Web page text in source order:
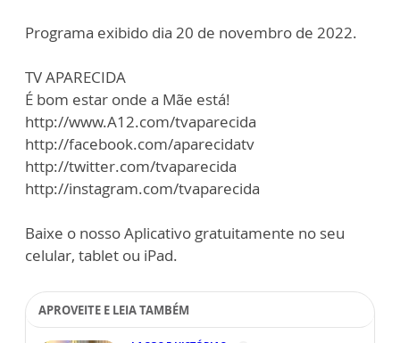
Programa exibido dia 20 de novembro de 2022.
TV APARECIDA
É bom estar onde a Mãe está!
http://www.A12.com/tvaparecida
http://facebook.com/aparecidatv
http://twitter.com/tvaparecida
http://instagram.com/tvaparecida
Baixe o nosso Aplicativo gratuitamente no seu
celular, tablet ou iPad.
APROVEITE E LEIA TAMBÉM